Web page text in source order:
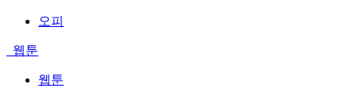
오피
웹툰
웹툰